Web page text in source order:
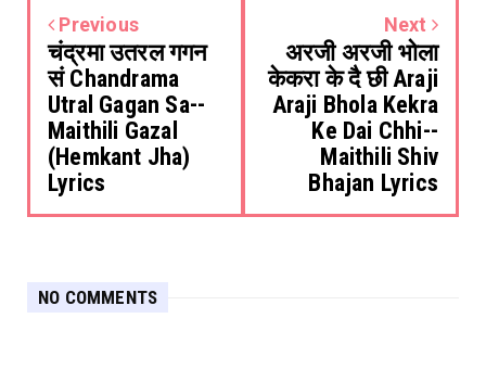
Previous
चंद्रमा उतरल गगन
सं Chandrama
Utral Gagan Sa--
Maithili Gazal
(Hemkant Jha)
Lyrics
Next
अरजी अरजी भोला
केकरा के दै छी Araji
Araji Bhola Kekra
Ke Dai Chhi--
Maithili Shiv
Bhajan Lyrics
NO COMMENTS